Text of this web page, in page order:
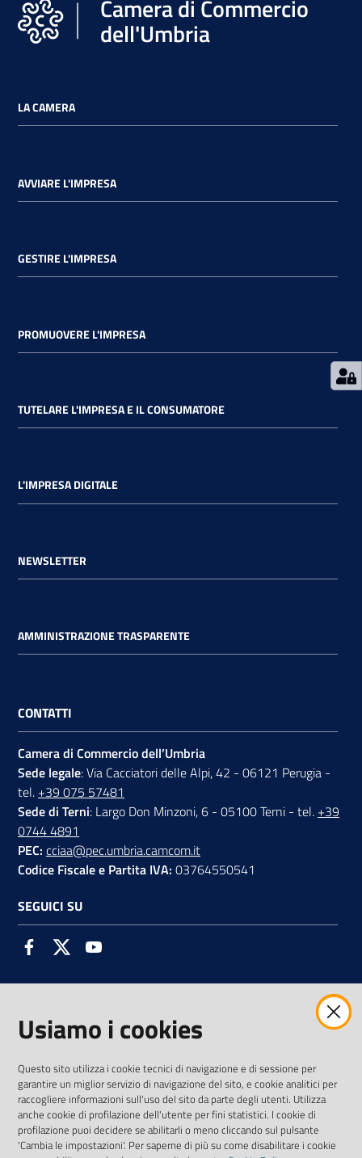
L'Impresa
ce
di
Re
Seguici
su
Camera di Commercio
dell'Umbria
LA CAMERA
AVVIARE L'IMPRESA
GESTIRE L'IMPRESA
PROMUOVERE L'IMPRESA
TUTELARE L'IMPRESA E IL CONSUMATORE
L'IMPRESA DIGITALE
NEWSLETTER
AMMINISTRAZIONE TRASPARENTE
CONTATTI
Camera di Commercio dell’Umbria
Sede legale: Via Cacciatori delle Alpi, 42 - 06121 Perugia -
tel. +39 075 57481
Sede di Terni: Largo Don Minzoni, 6 - 05100 Terni - tel. +39
0744 4891
PEC: cciaa@pec.umbria.camcom.it
Codice Fiscale e Partita IVA: 03764550541
SEGUICI SU
FacebookTwitter
AMMINISTRAZIONE TRASPARENTE INTERCAM S.C.A.R.L.
Vai alla pagina
Media Policy
Usiamo i cookies
Questo sito utilizza i cookie tecnici di navigazione e di sessione per
garantire un miglior servizio di navigazione del sito, e cookie analitici per
raccogliere informazioni sull'uso del sito da parte degli utenti. Utilizza
anche cookie di profilazione dell'utente per fini statistici. I cookie di
profilazione puoi decidere se abilitarli o meno cliccando sul pulsante
'Cambia le impostazioni'. Per saperne di più su come disabilitare i cookie